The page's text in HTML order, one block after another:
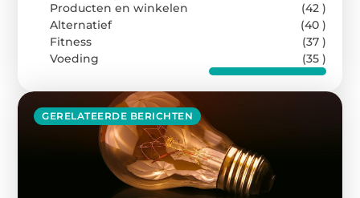
GERELATEERDE BERICHTEN
Producten en winkelen
(42 )
Alternatief
(40 )
Fitness
(37 )
Voeding
(35 )